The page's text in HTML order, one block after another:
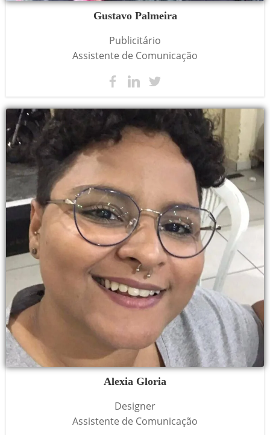
Gustavo Palmeira
Publicitário
Assistente de Comunicação
Alexia Gloria
Designer
Assistente de Comunicação